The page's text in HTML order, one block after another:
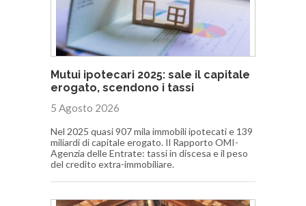
Mutui ipotecari 2025: sale il capitale
erogato, scendono i tassi
5 Agosto 2026
Nel 2025 quasi 907 mila immobili ipotecati e 139
miliardi di capitale erogato. Il Rapporto OMI-
Agenzia delle Entrate: tassi in discesa e il peso
del credito extra-immobiliare.